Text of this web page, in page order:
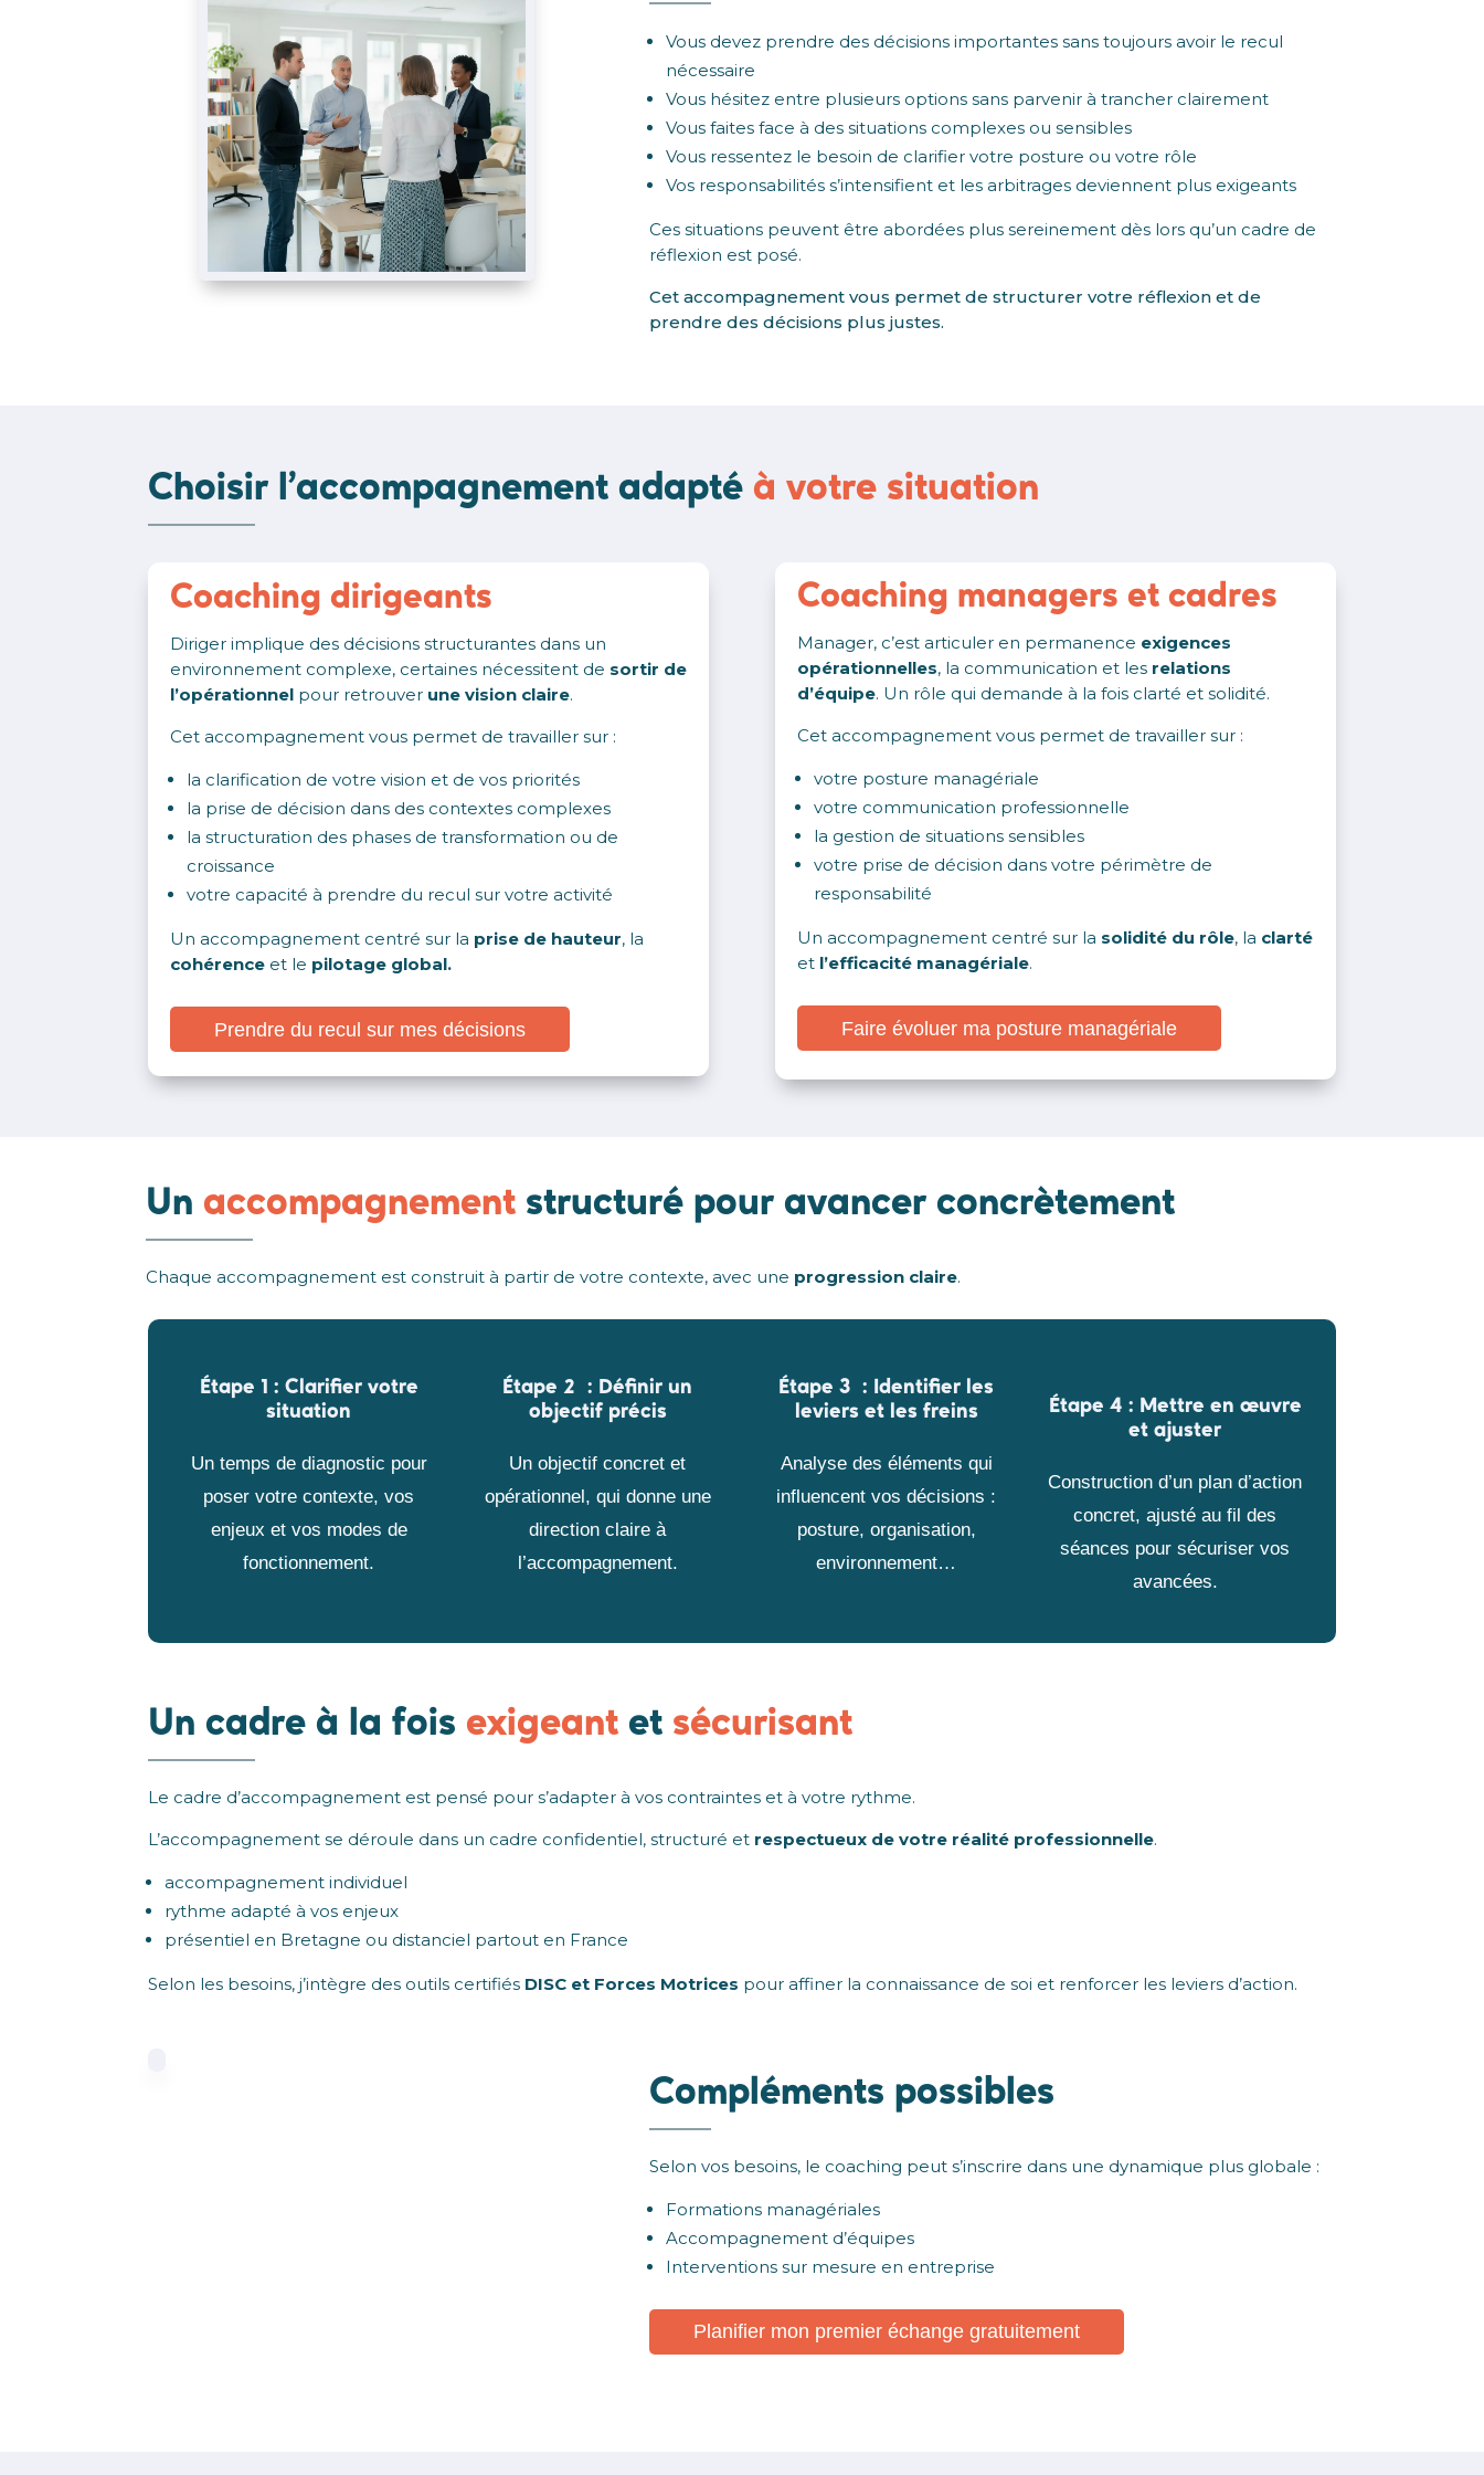
Vous devez prendre des décisions importantes sans toujours avoir le recul
nécessaire
Vous hésitez entre plusieurs options sans parvenir à trancher clairement
Vous faites face à des situations complexes ou sensibles
Vous ressentez le besoin de clarifier votre posture ou votre rôle
Vos responsabilités s’intensifient et les arbitrages deviennent plus exigeants
Ces situations peuvent être abordées plus sereinement dès lors qu’un cadre de
réflexion est posé.
Cet accompagnement vous permet de structurer votre réflexion et de
prendre des décisions plus justes.
Choisir l’accompagnement adapté à votre situation
Coaching dirigeants
Diriger implique des décisions structurantes dans un
environnement complexe, certaines nécessitent de sortir de
l’opérationnel pour retrouver une vision claire.
Cet accompagnement vous permet de travailler sur :
la clarification de votre vision et de vos priorités
la prise de décision dans des contextes complexes
la structuration des phases de transformation ou de
croissance
votre capacité à prendre du recul sur votre activité
Un accompagnement centré sur la prise de hauteur, la
cohérence et le pilotage global.
Prendre du recul sur mes décisions
Coaching managers et cadres
Manager, c’est articuler en permanence exigences
opérationnelles, la communication et les relations
d’équipe. Un rôle qui demande à la fois clarté et solidité.
Cet accompagnement vous permet de travailler sur :
votre posture managériale
votre communication professionnelle
la gestion de situations sensibles
votre prise de décision dans votre périmètre de
responsabilité
Un accompagnement centré sur la solidité du rôle, la clarté
et l’efficacité managériale.
Faire évoluer ma posture managériale
Un accompagnement structuré pour avancer concrètement
Chaque accompagnement est construit à partir de votre contexte, avec une progression claire.
Étape 1 : Clarifier votre
situation
Un temps de diagnostic pour
poser votre contexte, vos
enjeux et vos modes de
fonctionnement.
Étape 2 : Définir un
objectif précis
Un objectif concret et
opérationnel, qui donne une
direction claire à
l’accompagnement.
Étape 3 : Identifier les
leviers et les freins
Analyse des éléments qui
influencent vos décisions :
posture, organisation,
environnement…
Étape 4 : Mettre en œuvre
et ajuster
Construction d’un plan d’action
concret, ajusté au fil des
séances pour sécuriser vos
avancées.
Un cadre à la fois exigeant et sécurisant
Le cadre d’accompagnement est pensé pour s’adapter à vos contraintes et à votre rythme.
L’accompagnement se déroule dans un cadre confidentiel, structuré et respectueux de votre réalité professionnelle.
accompagnement individuel
rythme adapté à vos enjeux
présentiel en Bretagne ou distanciel partout en France
Selon les besoins, j’intègre des outils certifiés DISC et Forces Motrices pour affiner la connaissance de soi et renforcer les leviers d’action.
Compléments possibles
Selon vos besoins, le coaching peut s’inscrire dans une dynamique plus globale :
Formations managériales
Accompagnement d’équipes
Interventions sur mesure en entreprise
Planifier mon premier échange gratuitement